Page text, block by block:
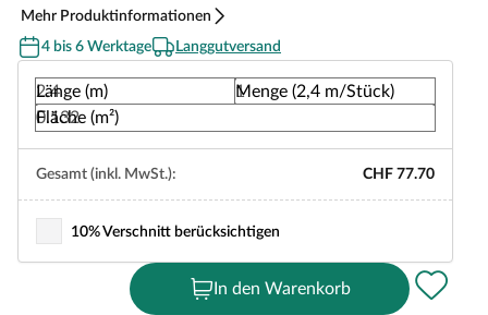
Mehr Produktinformationen
4 bis 6 Werktage
Langgutversand
Länge (m)
Menge (2,4 m/Stück)
Fläche (m²)
Gesamt (inkl. MwSt.): CHF 77.70
10% Verschnitt berücksichtigen
In den Warenkorb